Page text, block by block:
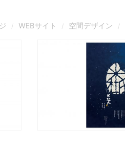
WEBサイト 空間デザイン